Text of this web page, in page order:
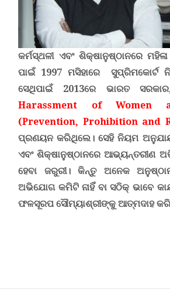
କର୍ମସ୍ଥଳୀ ଏବଂ ଶିକ୍ଷାନୁଷ୍ଠାନରେ ମହିଳା
ପାଇଁ 1997 ମସିହାରେ ସୁପ୍ରିମକୋର୍ଟ
ସେଥିପାଇଁ 2013ରେ ଭାରତ
Harassment of Women
(Prevention, Prohibition and
ପ୍ରଣୟନ କରିଥିଲେ। ସେହି ନିୟମ
ଏବଂ ଶିକ୍ଷାନୁଷ୍ଠାନରେ ଆଭ୍ୟନ୍ତରୀଣ
ହେବା ଜରୁରୀ। କିନ୍ତୁ ଅନେକ
ଅଭିଯୋଗ କମିଟି ନାହିଁ ବା ସଠିକ୍ ଭାବେ
ଫଳସୂରପ ସୌମ୍ୟାଶ୍ରୀଙ୍କୁ ଆତ୍ମଦାହ